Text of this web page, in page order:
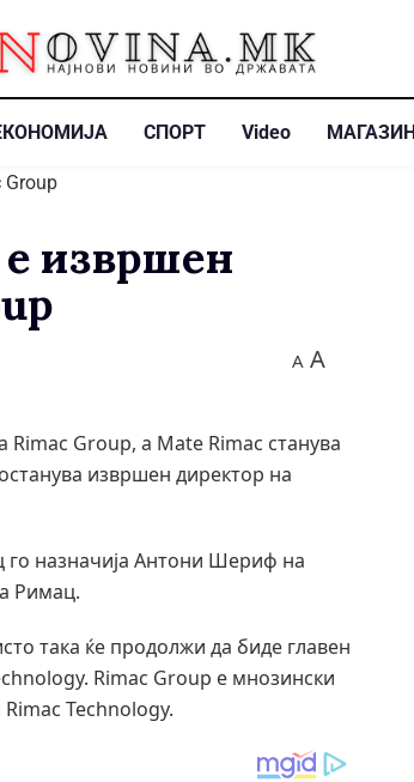
СПОРТ Video МАГАЗИН
извршен
A A
Group, а Mate Rimac станува
извршен директор на
го назначија Антони Шериф на
Римац.
така ќе продолжи да биде главен
Rimac Group е мнозински
Technology.